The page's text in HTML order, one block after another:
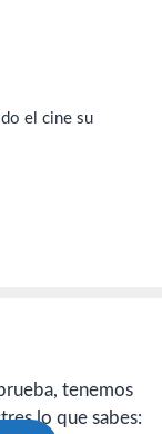
tenemos
lo que sabes: